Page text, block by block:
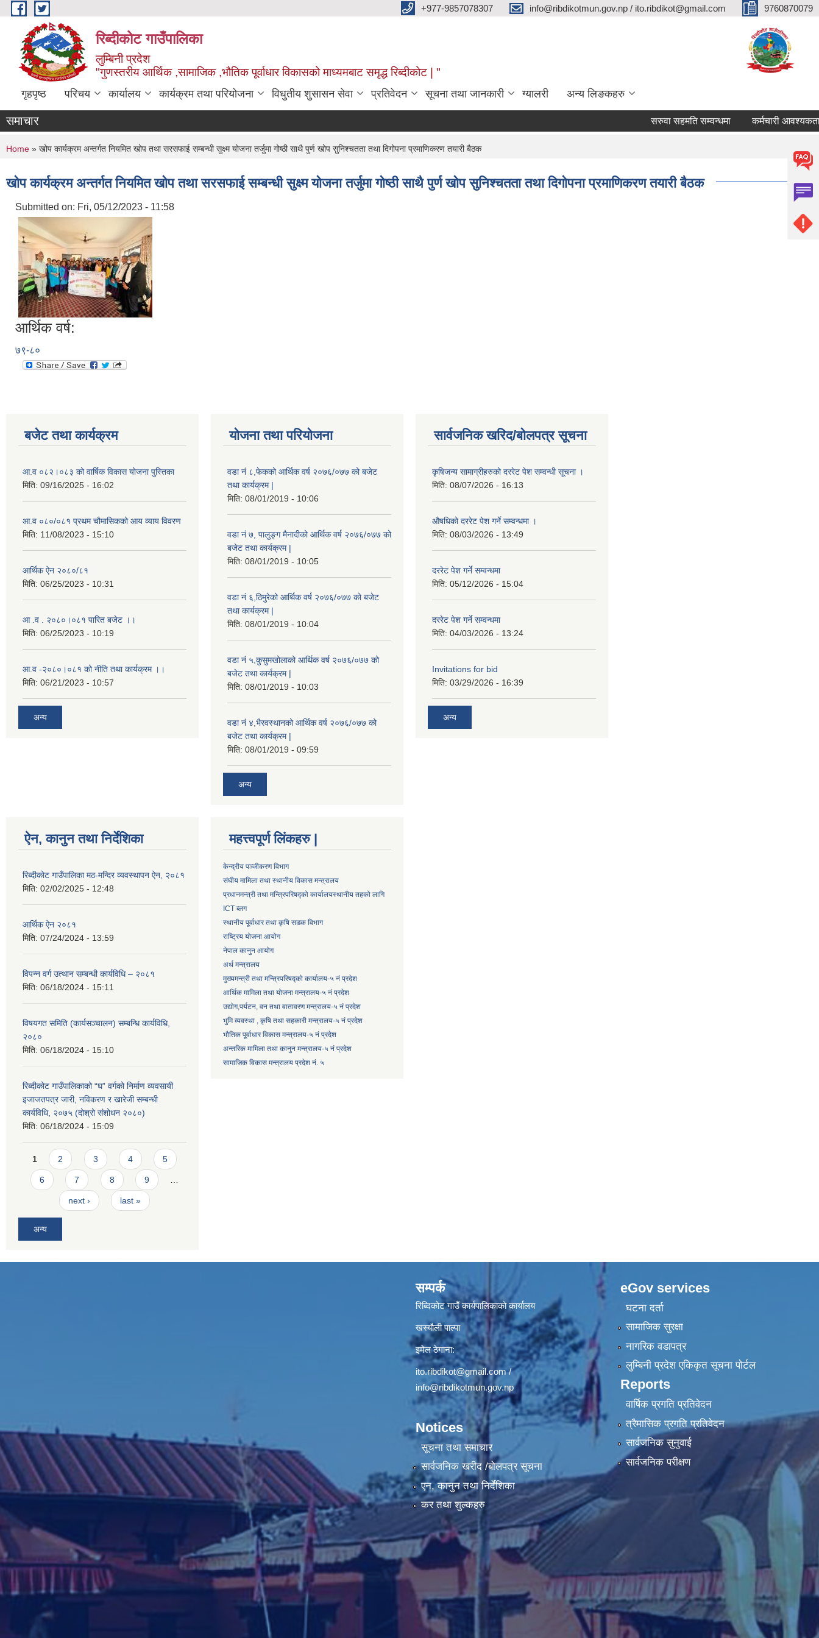
Skip to main content +977-9857078307 info@ribdikotmun.gov.np / ito.ribdikot@gmail.com 9760870079
रिब्दीकोट गाउँपालिका
लुम्बिनी प्रदेश
"गुणस्तरीय आर्थिक ,सामाजिक ,भौतिक पूर्वाधार विकासको माध्यमबाट समृद्ध रिब्दीकोट | "
गृहपृष्ठ परिचय कार्यालय कार्यक्रम तथा परियोजना विधुतीय शुसासन सेवा प्रतिवेदन सूचना तथा जानकारी ग्यालरी अन्य लिङकहरु
समाचार सरुवा सहमति सम्वन्धमा कर्मचारी आवश्यकता
You are here
Home » खोप कार्यक्रम अन्तर्गत नियमित खोप तथा सरसफाई सम्बन्धी सुक्ष्म योजना तर्जुमा गोष्ठी साथै पुर्ण खोप सुनिश्चतता तथा दिगोपना प्रमाणिकरण तयारी बैठक
खोप कार्यक्रम अन्तर्गत नियमित खोप तथा सरसफाई सम्बन्धी सुक्ष्म योजना तर्जुमा गोष्ठी साथै पुर्ण खोप सुनिश्चतता तथा दिगोपना प्रमाणिकरण तयारी बैठक
Submitted on: Fri, 05/12/2023 - 11:58
आर्थिक वर्ष:
७९-८०
बजेट तथा कार्यक्रम
आ.व ०८२।०८३ को वार्षिक विकास योजना पुस्तिका
मिति: 09/16/2025 - 16:02
आ.व ०८०/०८१ प्रथम चौमासिकको आय व्याय विवरण
मिति: 11/08/2023 - 15:10
आर्थिक ऐन २०८०/८१
मिति: 06/25/2023 - 10:31
आ .व . २०८०।०८१ पारित बजेट ।।
मिति: 06/25/2023 - 10:19
आ.व -२०८०।०८१ को नीति तथा कार्यक्रम ।।
मिति: 06/21/2023 - 10:57
अन्य
योजना तथा परियोजना
वडा नं ८,फेकको आर्थिक वर्ष २०७६/०७७ को बजेट
तथा कार्यक्रम |
मिति: 08/01/2019 - 10:06
वडा नं ७, पालुङ्ग मैनादीको आर्थिक वर्ष २०७६/०७७ को
बजेट तथा कार्यक्रम |
मिति: 08/01/2019 - 10:05
वडा नं ६,ठिमुरेको आर्थिक वर्ष २०७६/०७७ को बजेट
तथा कार्यक्रम |
मिति: 08/01/2019 - 10:04
वडा नं ५,कुसुमखोलाको आर्थिक वर्ष २०७६/०७७ को
बजेट तथा कार्यक्रम |
मिति: 08/01/2019 - 10:03
वडा नं ४,भैरवस्थानको आर्थिक वर्ष २०७६/०७७ को
बजेट तथा कार्यक्रम |
मिति: 08/01/2019 - 09:59
अन्य
सार्वजनिक खरिद/बोलपत्र सूचना
कृषिजन्य सामाग्रीहरुको दररेट पेश सम्वन्धी सूचना ।
मिति: 08/07/2026 - 16:13
औषधिको दररेट पेश गर्ने सम्वन्धमा ।
मिति: 08/03/2026 - 13:49
दररेट पेश गर्ने सम्वन्धमा
मिति: 05/12/2026 - 15:04
दररेट पेश गर्ने सम्वन्धमा
मिति: 04/03/2026 - 13:24
Invitations for bid
मिति: 03/29/2026 - 16:39
अन्य
ऐन, कानुन तथा निर्देशिका
रिब्दीकोट गाउँपालिका मठ-मन्दिर व्यवस्थापन ऐन, २०८१
मिति: 02/02/2025 - 12:48
आर्थिक ऐन २०८१
मिति: 07/24/2024 - 13:59
विपन्न वर्ग उत्थान सम्बन्धी कार्यविधि – २०८१
मिति: 06/18/2024 - 15:11
विषयगत समिति (कार्यसञ्चालन) सम्बन्धि कार्यविधि,
२०८०
मिति: 06/18/2024 - 15:10
रिब्दीकोट गाउँपालिकाको “घ” वर्गको निर्माण व्यवसायी
इजाजतपत्र जारी, नविकरण र खारेजी सम्बन्धी
कार्यविधि, २०७५ (दोश्रो संशोधन २०८०)
मिति: 06/18/2024 - 15:09
Pages
1 2 3 4 5
6 7 8 9
next › last »
अन्य
महत्त्वपूर्ण लिंकहरु |
केन्द्रीय पञ्जीकरण विभाग
संघीय मामिला तथा स्थानीय विकास मन्त्रालय
प्रधानमन्त्री तथा मन्त्रिपरिषद्को कार्यालयस्थानीय तहको लागि
ICT ब्लग
स्थानीय पूर्वाधार तथा कृषि सडक विभाग
राष्ट्रिय योजना आयोग
नेपाल कानुन आयोग
अर्थ मन्त्रालय
मुख्यमन्त्री तथा मन्त्रिपरिषद्को कार्यालय-५ नं प्रदेश
आर्थिक मामिला तथा योजना मन्त्रालय-५ नं प्रदेश
उद्याेग,पर्यटन, वन तथा वातावरण मन्त्रालय-५ नं प्रदेश
भुमि व्यवस्था , कृषि तथा सहकारी मन्त्रालय-५ नं प्रदेश
भौतिक पूर्वाधार विकास मन्त्रालय-५ नं प्रदेश
अन्तरिक मामिला तथा कानुन मन्त्रालय-५ नं प्रदेश
सामाजिक विकास मन्त्रालय प्रदेश नं. ५
सम्पर्क
रिब्दिकोट गाउँ कार्यपालिकाको कार्यालय
खस्यौली पाल्पा
इमेल ठेगाना:
ito.ribdikot@gmail.com/
info@ribdikotmun.gov.np
Notices
सूचना तथा समाचार
सार्वजनिक खरीद /बोलपत्र सूचना
एन, कानुन तथा निर्देशिका
कर तथा शुल्कहरु
eGov services
घटना दर्ता
सामाजिक सुरक्षा
नागरिक वडापत्र
लुम्बिनी प्रदेश एकिकृत सूचना पाेर्टल
Reports
वार्षिक प्रगति प्रतिवेदन
त्रैमासिक प्रगति प्रतिवेदन
सार्वजनिक सुनुवाई
सार्वजनिक परीक्षण